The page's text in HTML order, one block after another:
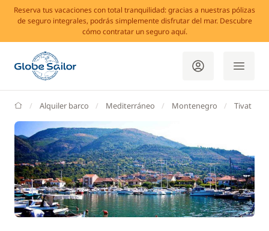
Reserva tus vacaciones con total tranquilidad: gracias a nuestras pólizas
de seguro integrales, podrás simplemente disfrutar del mar. Descubre
cómo contratar un seguro aquí.
GlobeSailor
Alquiler barco Mediterráneo Montenegro Tivat